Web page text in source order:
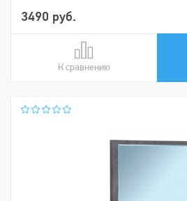
3490 руб.
К сравнению
В сравнении